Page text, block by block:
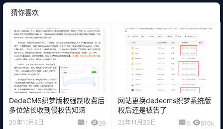
猜你喜欢
DedeCMS织梦版权强制收费后
多位站长收到侵权告知涵
20年11月6日 1 28
网站更换dedecms织梦系统版
权后还是被告了
22年11月23日 0 510k